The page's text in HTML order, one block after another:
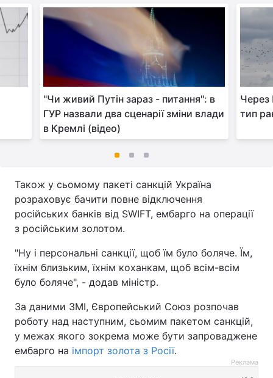
"Чи живий Путін зараз - питання": в
ГУР назвали два сценарії зміни влади
в Кремлі (відео)
Через
тип
Також у сьомому пакеті санкцій Україна
розраховує бачити повне відключення
російських банків від SWIFT, ембарго на операції
з російським золотом.
"Ну і персональні санкції, щоб їм було боляче. Їм,
їхнім близьким, їхнім коханкам, щоб всім-всім
було боляче", - додав міністр.
За даними ЗМІ, Європейський Союз розпочав
роботу над наступним, сьомим пакетом санкцій,
у межах якого зокрема може бути запроваджене
ембарго на імпорт золота з Росії.
Реклама